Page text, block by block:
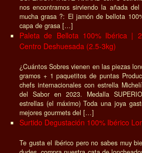
nos encontramos sirviendo la añada
mucha grasa ?: El jamón de bellota
capa de grasa […]
Paleta de Bellota 100% Ibérica |
Centro Deshuesada (2.5-3kg)
¿Cuántos Sobres vienen en las piezas
gramos + 1 paquetitos de puntas
chefs internacionales con estrella
del Sabor en 2023. Medalla
estrellas (el máximo) Toda una joya
mejores gourmets del […]
Surtido Degustación 100% Ibérico
Te gusta el ibérico pero no sabes muy